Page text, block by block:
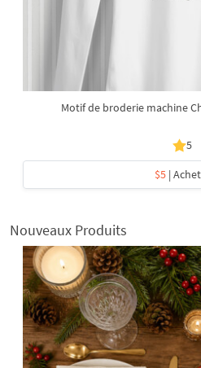
Motif de broderie machine
5
$5|
Nouveaux Produits